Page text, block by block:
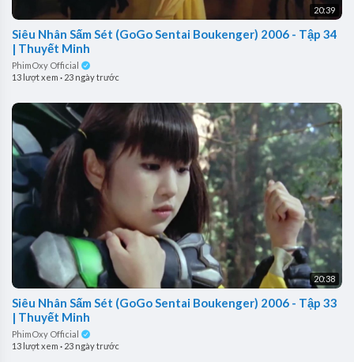
20:39
Siêu Nhân Sấm Sét (GoGo Sentai Boukenger) 2006 - Tập 34
| Thuyết Minh
PhimOxy Official
13 lượt xem · 23 ngày trước
20:38
Siêu Nhân Sấm Sét (GoGo Sentai Boukenger) 2006 - Tập 33
| Thuyết Minh
PhimOxy Official
13 lượt xem · 23 ngày trước